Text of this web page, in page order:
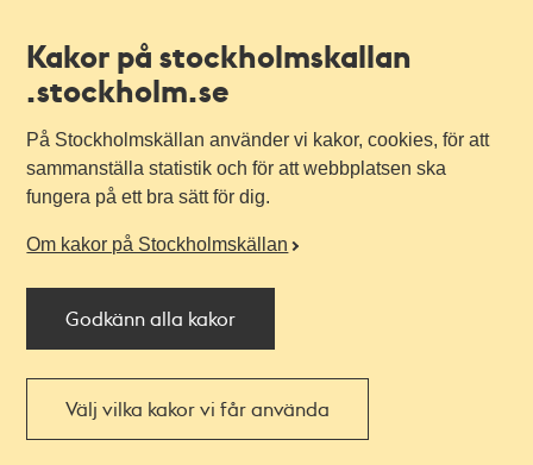
Kakor på stockholmskallan
.stockholm.se
På Stockholmskällan använder vi kakor, cookies, för att
sammanställa statistik och för att webbplatsen ska
fungera på ett bra sätt för dig.
Om kakor på Stockholmskällan
Godkänn alla kakor
Välj vilka kakor vi får använda